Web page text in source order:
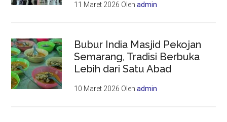
11 Maret 2026 Olehadmin
Bubur India Masjid Pekojan
Semarang, Tradisi Berbuka
Lebih dari Satu Abad
10 Maret 2026 Olehadmin